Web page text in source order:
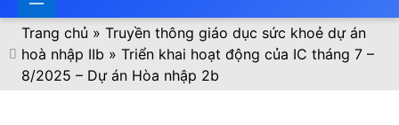
Trang chủ » Truyền thông giáo dục sức khoẻ dự án
hoà nhập IIb » Triển khai hoạt động của IC tháng 7 –
8/2025 – Dự án Hòa nhập 2b